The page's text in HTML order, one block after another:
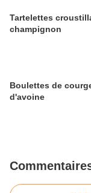
Tartelettes
champignon
Boulettes de
d'avoine